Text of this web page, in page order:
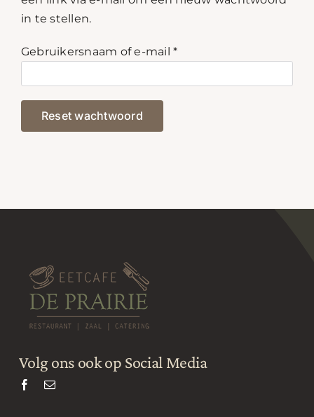
Reserveren
in te stellen.
Gebruikersnaam of e-mail*Vereist
Reset wachtwoord
Volg ons ook op Social Media